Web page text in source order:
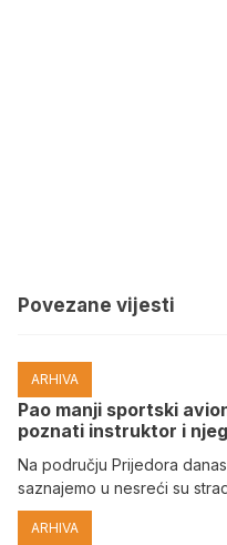
Povezane vijesti
ARHIVA
Pao manji sportski
poznati instruktor i
Na području Prijedora
saznajemo u nesreći su
ARHIVA